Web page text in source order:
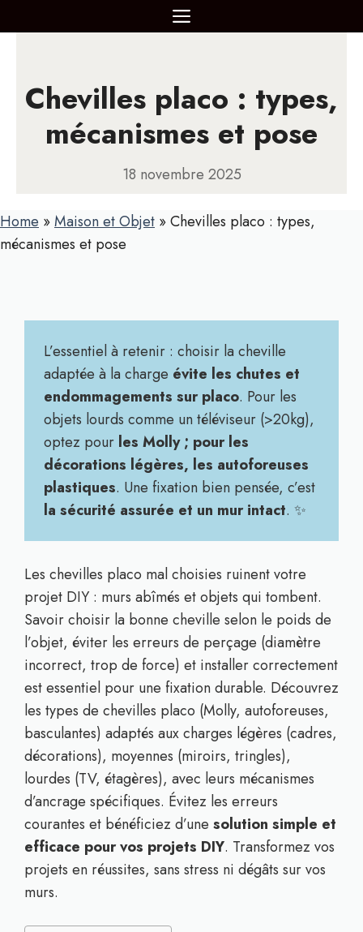
au
MENU
Chevilles placo : types,
mécanismes et pose
18 novembre 2025
Home »Maison et Objet »Chevilles placo : types,
mécanismes et pose
L’essentiel à retenir : choisir la cheville
adaptée à la charge évite les chutes et
endommagements sur placo. Pour les
objets lourds comme un téléviseur (>20kg),
optez pour les Molly ; pour les
décorations légères, les autoforeuses
plastiques. Une fixation bien pensée, c’est
la sécurité assurée et un mur intact. ✨
Les chevilles placo mal choisies ruinent votre
projet DIY : murs abîmés et objets qui tombent.
Savoir choisir la bonne cheville selon le poids de
l’objet, éviter les erreurs de perçage (diamètre
incorrect, trop de force) et installer correctement
est essentiel pour une fixation durable. Découvrez
les types de chevilles placo (Molly, autoforeuses,
basculantes) adaptés aux charges légères (cadres,
décorations), moyennes (miroirs, tringles),
lourdes (TV, étagères), avec leurs mécanismes
d’ancrage spécifiques. Évitez les erreurs
courantes et bénéficiez d’une solution simple et
efficace pour vos projets DIY. Transformez vos
projets en réussites, sans stress ni dégâts sur vos
murs.